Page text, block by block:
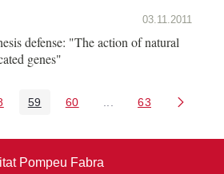
03.11.2011
defense: "The action of natural
genes"
intermedias Use TAB para desplazarse.
Página
59 Página
60 Páginas intermedias
Página
63
Pompeu Fabra